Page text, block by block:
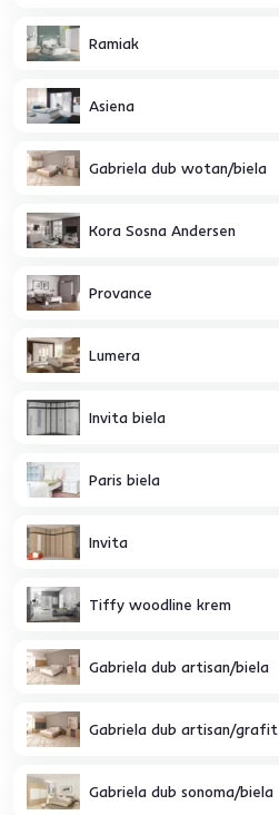
Ramiak
Asiena
Gabriela dub wotan/biela
Kora Sosna Andersen
Provance
Lumera
Invita biela
Paris biela
Invita
Tiffy woodline krem
Gabriela dub artisan/biela
Gabriela dub artisan/grafit
Gabriela dub sonoma/biela